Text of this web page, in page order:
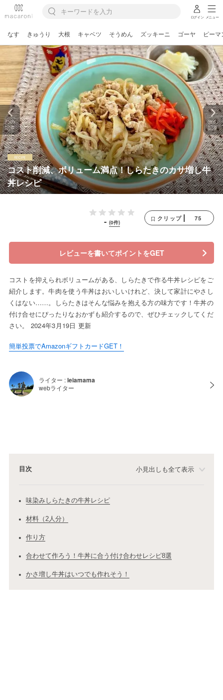
ログイン メニュー
なす きゅうり 大根 キャベツ そうめん ズッキーニ ゴーヤ ピーマ
コスト削減、ボリューム満点！しらたきのカサ増し牛
丼レシピ
前の
記事
次の
記事
- (0件)
クリップ 75
レビューを書いてポイントをGET
コストを抑えられボリュームがある、しらたきで作る牛丼レシピをご
紹介します。牛肉を使う牛丼はおいしいけれど、決して家計にやさし
くはない……。しらたきはそんな悩みを抱える方の味方です！牛丼の
付け合せにぴったりなおかずも紹介するので、ぜひチェックしてくだ
さい。 2024年3月19日 更新
簡単投票でAmazonギフトカードGET！
ライター :leiamama
webライター
目次 小見出しも全て表示
味染みしらたきの牛丼レシピ
材料（2人分）
作り方
合わせて作ろう！牛丼に合う付け合わせレシピ8選
かさ増し牛丼はいつでも作れそう！